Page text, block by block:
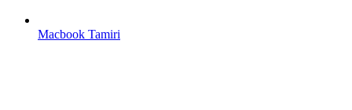
Macbook Tamiri